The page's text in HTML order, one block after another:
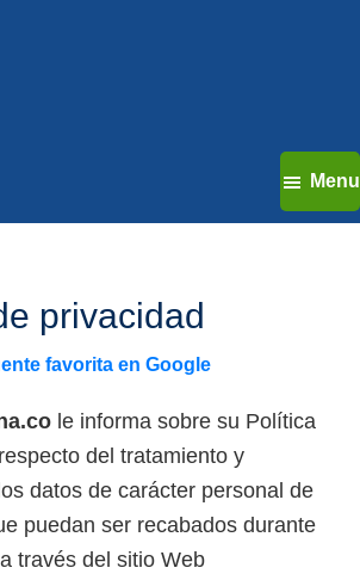
Menu
privacidad
favorita en Google
le informa sobre su Política
del tratamiento y
datos de carácter personal de
puedan ser recabados durante
través del sitio Web